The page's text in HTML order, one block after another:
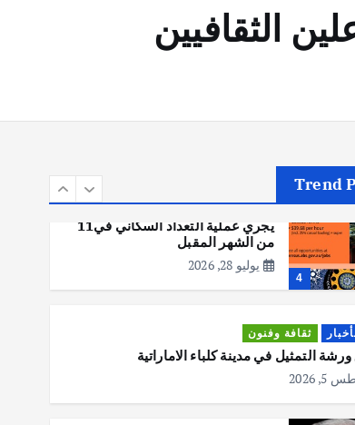
الثقافيين
Trend
يوليو 30, 2026
4
مكتب الإحصاءات الأسترالي (ABS)
يجري عملية التعداد السكاني في11
من الشهر المقبل
يوليو 28, 2026
ثقافة وفنون
التمثيل في مدينة كلباء الاماراتية
2026